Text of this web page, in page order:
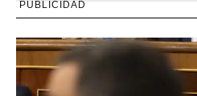
PUBLICIDAD